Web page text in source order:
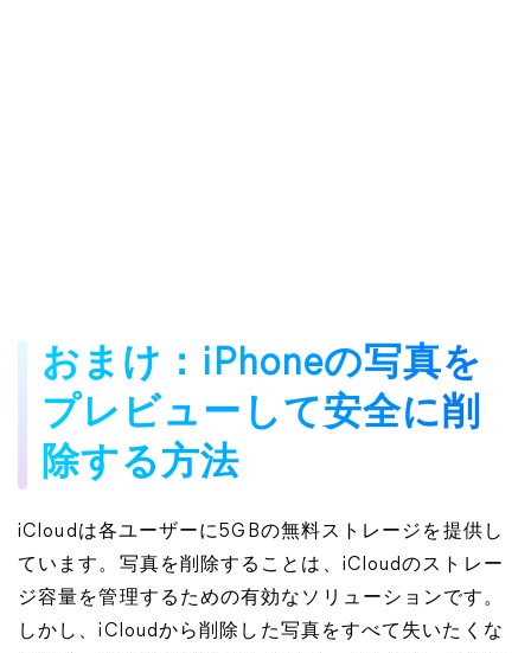
おまけ：iPhoneの写真を
プレビューして安全に削
除する方法
iCloudは各ユーザーに5GBの無料ストレージを提供し
ています。写真を削除することは、iCloudのストレー
ジ容量を管理するための有効なソリューションです。
しかし、iCloudから削除した写真をすべて失いたくな